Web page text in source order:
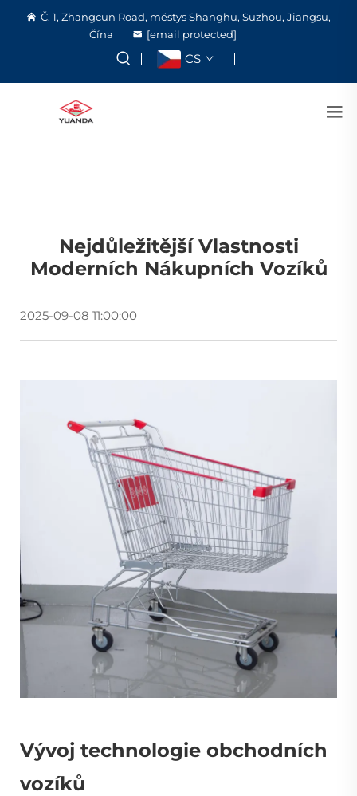
Č. 1, Zhangcun Road, městys Shanghu, Suzhou, Jiangsu,
Čína
[email protected]
CS
Nejdůležitější Vlastnosti
Moderních Nákupních Vozíků
2025-09-08 11:00:00
Vývoj technologie obchodních
vozíků